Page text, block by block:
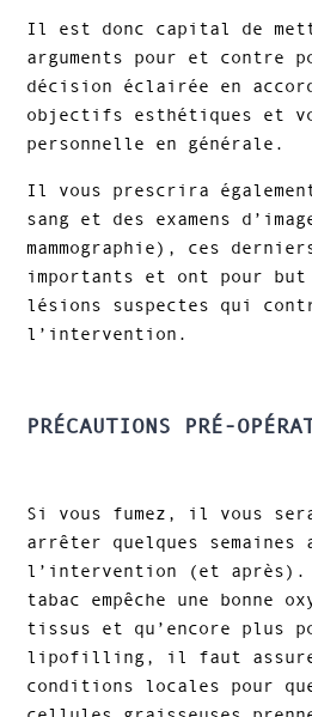
Il est donc capital de
arguments pour et contre
décision éclairée en
objectifs esthétiques et
personnelle en générale.
Il vous prescrira
sang et des examens
mammographie), ces
importants et ont pour but
lésions suspectes qui
l’intervention.
PRÉCAUTIONS PRÉ-
Si vous fumez, il vous sera
arrêter quelques semaines
l’intervention (et après).
tabac empêche une bonne
tissus et qu’encore plus
lipofilling, il faut
conditions locales pour